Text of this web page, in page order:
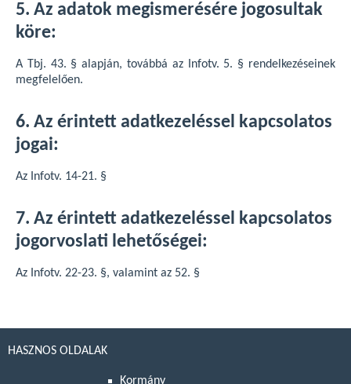
5. Az adatok megismerésére jogosultak
köre:
A Tbj. 43. § alapján, továbbá az Infotv. 5. § rendelkezéseinek
megfelelően.
6. Az érintett adatkezeléssel kapcsolatos
jogai:
Az Infotv. 14-21. §
7. Az érintett adatkezeléssel kapcsolatos
jogorvoslati lehetőségei:
Az Infotv. 22-23. §, valamint az 52. §
HASZNOS OLDALAK
Kormány